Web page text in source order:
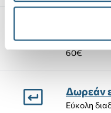
Δωρεάν
60€
Δωρεάν
Εύκολη